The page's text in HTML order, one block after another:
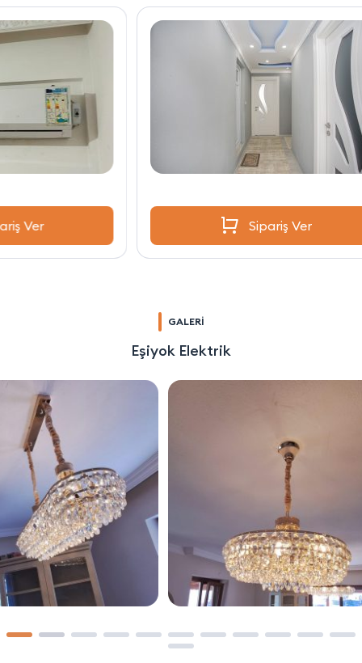
Sipariş Ver
GALERİ
Eşiyok Elektrik